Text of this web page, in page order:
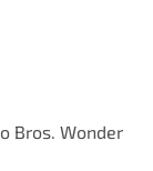
Bros. Wonder